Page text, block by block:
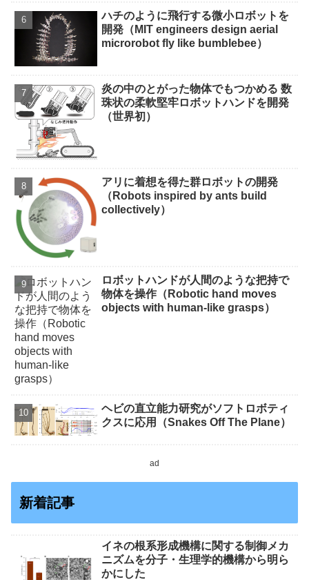
ハチのように飛行する微小ロボットを
開発（MIT engineers design aerial
microrobot fly like bumblebee）
炎の中のとがった物体でもつかめる 数
珠状の柔軟堅牢ロボットハンドを開発
（世界初）
アリに着想を得た群ロボットの開発
（Robots inspired by ants build
collectively）
ロボットハンドが人間のような把持で
物体を操作（Robotic hand moves
objects with human-like grasps）
ヘビの直立能力研究がソフトロボティ
クスに応用（Snakes Off The Plane）
ad
新着記事
イネの根系形成機構に関する制御メカ
ニズムを分子・生理学的機構から明ら
かにした